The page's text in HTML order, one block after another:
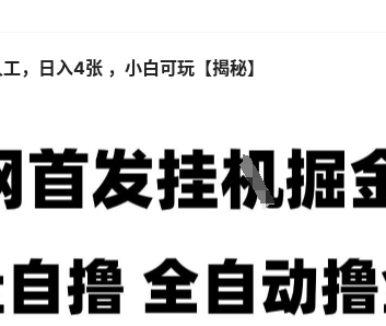
，日入4张 ，小白可玩【揭秘】